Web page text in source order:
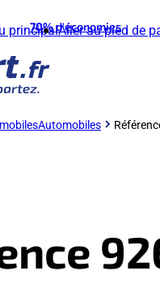
principalAller au pied de
70%d'économies
Automobiles